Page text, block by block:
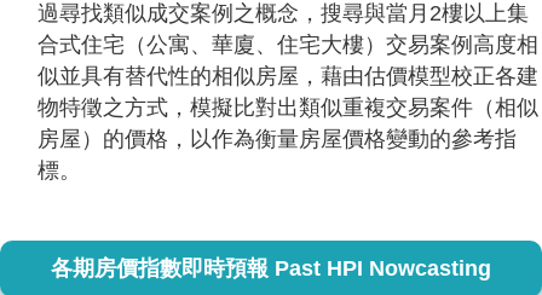
過尋找類似成交案例之概念，搜尋與當月2樓以上集
合式住宅（公寓、華廈、住宅大樓）交易案例高度相
似並具有替代性的相似房屋，藉由估價模型校正各建
物特徵之方式，模擬比對出類似重複交易案件（相似
房屋）的價格，以作為衡量房屋價格變動的參考指
標。
各期房價指數即時預報 Past HPI Nowcasting